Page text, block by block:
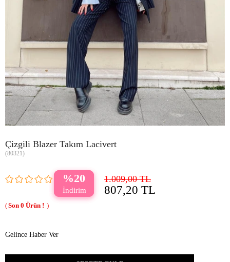
Çizgili Blazer Takım Lacivert
(80321)
20 1.009,00 TL
807,20 TL
0
Gelince Haber Ver